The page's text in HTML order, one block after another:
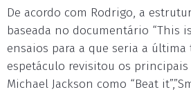
De acordo com Rodrigo, a
baseada no documentário “This
ensaios para a que seria a
espetáculo revisitou os
Michael Jackson como “Beat